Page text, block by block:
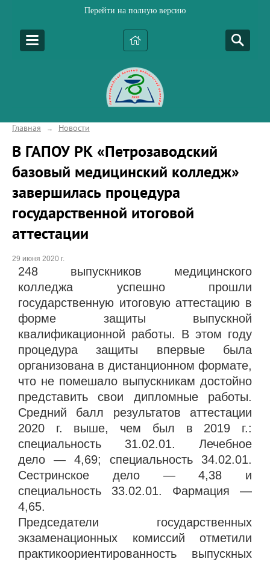
Перейти на полную версию
Главная → Новости
В ГАПОУ РК «Петрозаводский
базовый медицинский колледж»
завершилась процедура
государственной итоговой
аттестации
29 июня 2020 г.
248 выпускников медицинского
колледжа успешно прошли
государственную итоговую аттестацию в
форме защиты выпускной
квалификационной работы. В этом году
процедура защиты впервые была
организована в дистанционном формате,
что не помешало выпускникам достойно
представить свои дипломные работы.
Средний балл результатов аттестации
2020 г. выше, чем был в 2019 г.:
специальность 31.02.01. Лечебное
дело — 4,69; специальность 34.02.01.
Сестринское дело — 4,38 и
специальность 33.02.01. Фармация —
4,65.
Председатели государственных
экзаменационных комиссий отметили
практикоориентированность выпускных